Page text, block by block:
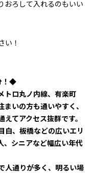
おろして入れるのもいい
い！
！◆
トロ丸ノ内線、有楽町
いの方も通いやすく、
てアクセス抜群です。
白、板橋などの広いエリ
、シニアなど幅広い年代
人通りが多く、明るい場